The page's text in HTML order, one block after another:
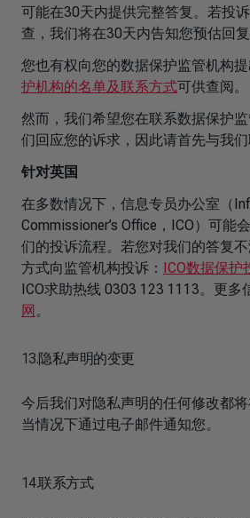
可能在30天内提供完整答复。若投
查，我们将在30天内告知您预估回复
您也有权向您的数据保护监管机构提
护机构的名单及联系方式可供查阅。
然而，我们希望您在联系数据保护
们回应您的诉求，因此请首先与我们
针对英国
在多数情况下，信息专员办公室（
Commissioner’s Office，ICO）可能
们的投诉流程。若您对我们的答复
方式向监管机构投诉： ICO数据保护
ICO求助热线 0303 123 1113。更多
网。
13.隐私声明的变更
今后我们对隐私声明的任何修改都
当情况下通过电子邮件通知您。
14.联系方式